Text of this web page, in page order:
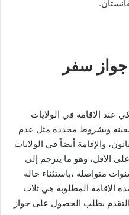
سفر
الإقامة في الولايات
وبشروط محددة مثل عدم
والإقامة أيضاً في الولايات
الأقل، وهو ما يترجم إلى
متواصلة ،باستثناء حالة
الإقامة المطلوبة هي ثلاث
بطلب الحصول على جواز